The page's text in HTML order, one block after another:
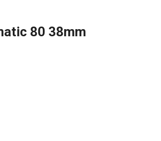
80 38mm